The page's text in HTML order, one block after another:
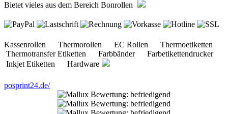
Bietet vieles aus dem Bereich Bonrollen
Kassenrollen Thermorollen EC Rollen Thermoetiketten
Thermotransfer Etiketten Farbbänder Farbetikettendrucker
Inkjet Etiketten Hardware
posprint24.de/